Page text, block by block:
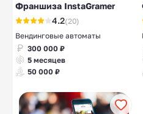
индивидуального
хранения
Франшиза InstaGramer
4.2(20)
Вендинговые автоматы
300 000 ₽
5 месяцев
50 000 ₽